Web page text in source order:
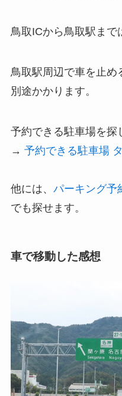
鳥取ICから鳥取駅まで
鳥取駅周辺で車を止め
別途かかります。
予約できる駐車場を探
→ 予約できる駐車場
他には、 パーキング予
でも探せます。
車で移動した感想